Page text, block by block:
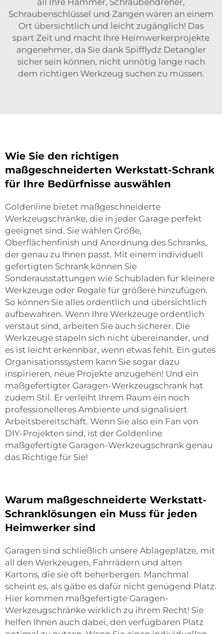
all Ihre Hämmer, Schraubendreher,
Schraubenschlüssel und Zangen wären an einem
Ort übersichtlich und leicht zugänglich! Das
spart Zeit und macht Ihre Heimwerkerprojekte
angenehmer, da Sie dank Spifflydz Detangler
sicher sein können, nicht unnötig lange nach
dem richtigen Werkzeug suchen zu müssen.
Wie Sie den richtigen
maßgeschneiderten Werkstatt-Schrank
für Ihre Bedürfnisse auswählen
Goldenline bietet maßgeschneiderte
Werkzeugschränke, die in jeder Garage perfekt
geeignet sind. Sie wählen Größe,
Oberflächenfinish und Anordnung des Schranks,
der genau zu Ihnen passt. Mit einem individuell
gefertigten Schrank können Sie
Sonderausstattungen wie Schubladen für kleinere
Werkzeuge oder Regale für größere hinzufügen.
So können Sie alles ordentlich und übersichtlich
aufbewahren. Wenn Ihre Werkzeuge ordentlich
verstaut sind, arbeiten Sie auch sicherer. Die
Werkzeuge stapeln sich nicht übereinander, und
es ist leicht erkennbar, wenn etwas fehlt. Ein gutes
Organisationssystem kann Sie sogar dazu
inspirieren, neue Projekte anzugehen! Und ein
maßgefertigter Garagen-Werkzeugschrank hat
zudem Stil. Er verleiht Ihrem Raum ein noch
professionelleres Ambiente und signalisiert
Arbeitsbereitschaft. Wenn Sie also ein Fan von
DIY-Projekten sind, ist der Goldenline
maßgefertigte Garagen-Werkzeugschrank genau
das Richtige für Sie!
Warum maßgeschneiderte Werkstatt-
Schranklösungen ein Muss für jeden
Heimwerker sind
Garagen sind schließlich unsere Ablageplätze, mit
all den Werkzeugen, Fahrrädern und alten
Kartons, die sie oft beherbergen. Manchmal
scheint es, als gäbe es dafür nicht genügend Platz.
Hier kommen maßgefertigte Garagen-
Werkzeugschränke wirklich zu ihrem Recht! Sie
helfen Ihnen auch dabei, den verfügbaren Platz